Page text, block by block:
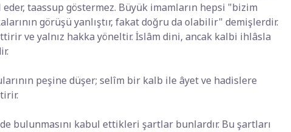
taassup göstermez. Büyük imamların hepsi "bizim
görüşü yanlıştır, fakat doğru da olabilir" demişlerdir.
ve yalnız hakka yöneltir. İslâm dini, ancak kalbi ihlâsla
peşine düşer; selîm bir kalb ile âyet ve hadislere
bulunmasını kabul ettikleri şartlar bunlardır. Bu şartları